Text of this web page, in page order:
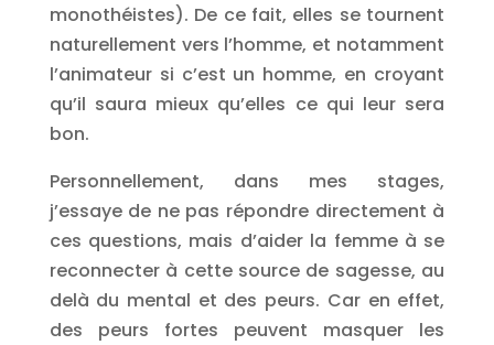
monothéistes). De ce fait, elles se tournent
naturellement vers l’homme, et notamment
l’animateur si c’est un homme, en croyant
qu’il saura mieux qu’elles ce qui leur sera
bon.
Personnellement, dans mes stages,
j’essaye de ne pas répondre directement à
ces questions, mais d’aider la femme à se
reconnecter à cette source de sagesse, au
delà du mental et des peurs. Car en effet,
des peurs fortes peuvent masquer les